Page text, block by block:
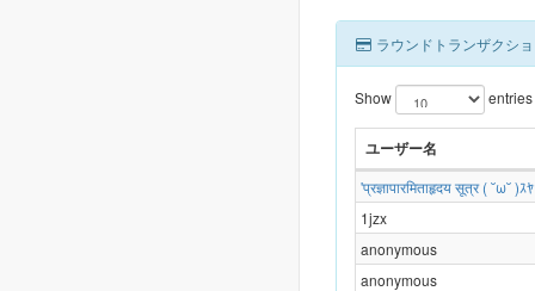
ラウンドトランザクシ
Show entries
ユーザー名
'प्रज्ञापारमिताहृदय सूत्र ( ˘ω˘ )
1jzx
anonymous
anonymous